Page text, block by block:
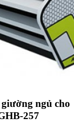
ngủ cho
257